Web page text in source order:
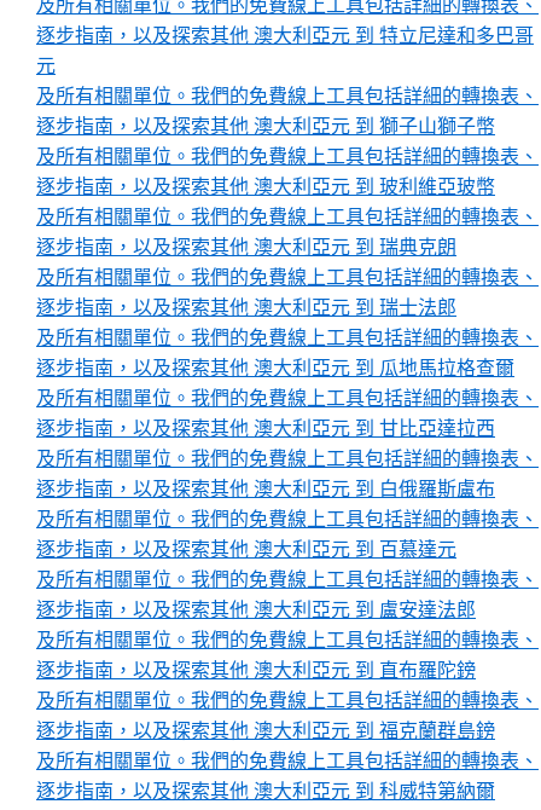
及所有相關單位。我們的免費線上工具包括詳細的轉換表、
逐步指南，以及探索其他 澳大利亞元 到 特立尼達和多巴哥
元
及所有相關單位。我們的免費線上工具包括詳細的轉換表、
逐步指南，以及探索其他 澳大利亞元 到 獅子山獅子幣
及所有相關單位。我們的免費線上工具包括詳細的轉換表、
逐步指南，以及探索其他 澳大利亞元 到 玻利維亞玻幣
及所有相關單位。我們的免費線上工具包括詳細的轉換表、
逐步指南，以及探索其他 澳大利亞元 到 瑞典克朗
及所有相關單位。我們的免費線上工具包括詳細的轉換表、
逐步指南，以及探索其他 澳大利亞元 到 瑞士法郎
及所有相關單位。我們的免費線上工具包括詳細的轉換表、
逐步指南，以及探索其他 澳大利亞元 到 瓜地馬拉格查爾
及所有相關單位。我們的免費線上工具包括詳細的轉換表、
逐步指南，以及探索其他 澳大利亞元 到 甘比亞達拉西
及所有相關單位。我們的免費線上工具包括詳細的轉換表、
逐步指南，以及探索其他 澳大利亞元 到 白俄羅斯盧布
及所有相關單位。我們的免費線上工具包括詳細的轉換表、
逐步指南，以及探索其他 澳大利亞元 到 百慕達元
及所有相關單位。我們的免費線上工具包括詳細的轉換表、
逐步指南，以及探索其他 澳大利亞元 到 盧安達法郎
及所有相關單位。我們的免費線上工具包括詳細的轉換表、
逐步指南，以及探索其他 澳大利亞元 到 直布羅陀鎊
及所有相關單位。我們的免費線上工具包括詳細的轉換表、
逐步指南，以及探索其他 澳大利亞元 到 福克蘭群島鎊
及所有相關單位。我們的免費線上工具包括詳細的轉換表、
逐步指南，以及探索其他 澳大利亞元 到 科威特第納爾